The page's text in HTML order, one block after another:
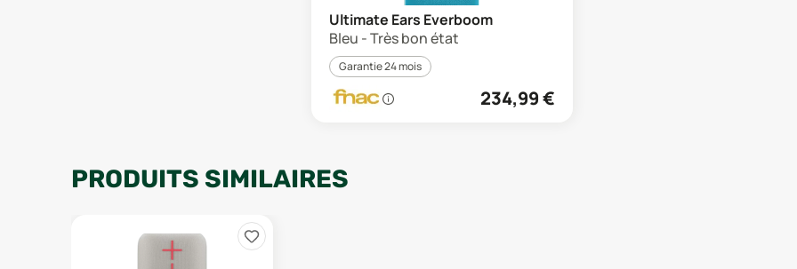
Ultimate Ears Everboom
Bleu - Très bon état
Garantie 24 mois
234,99€
PRODUITS SIMILAIRES